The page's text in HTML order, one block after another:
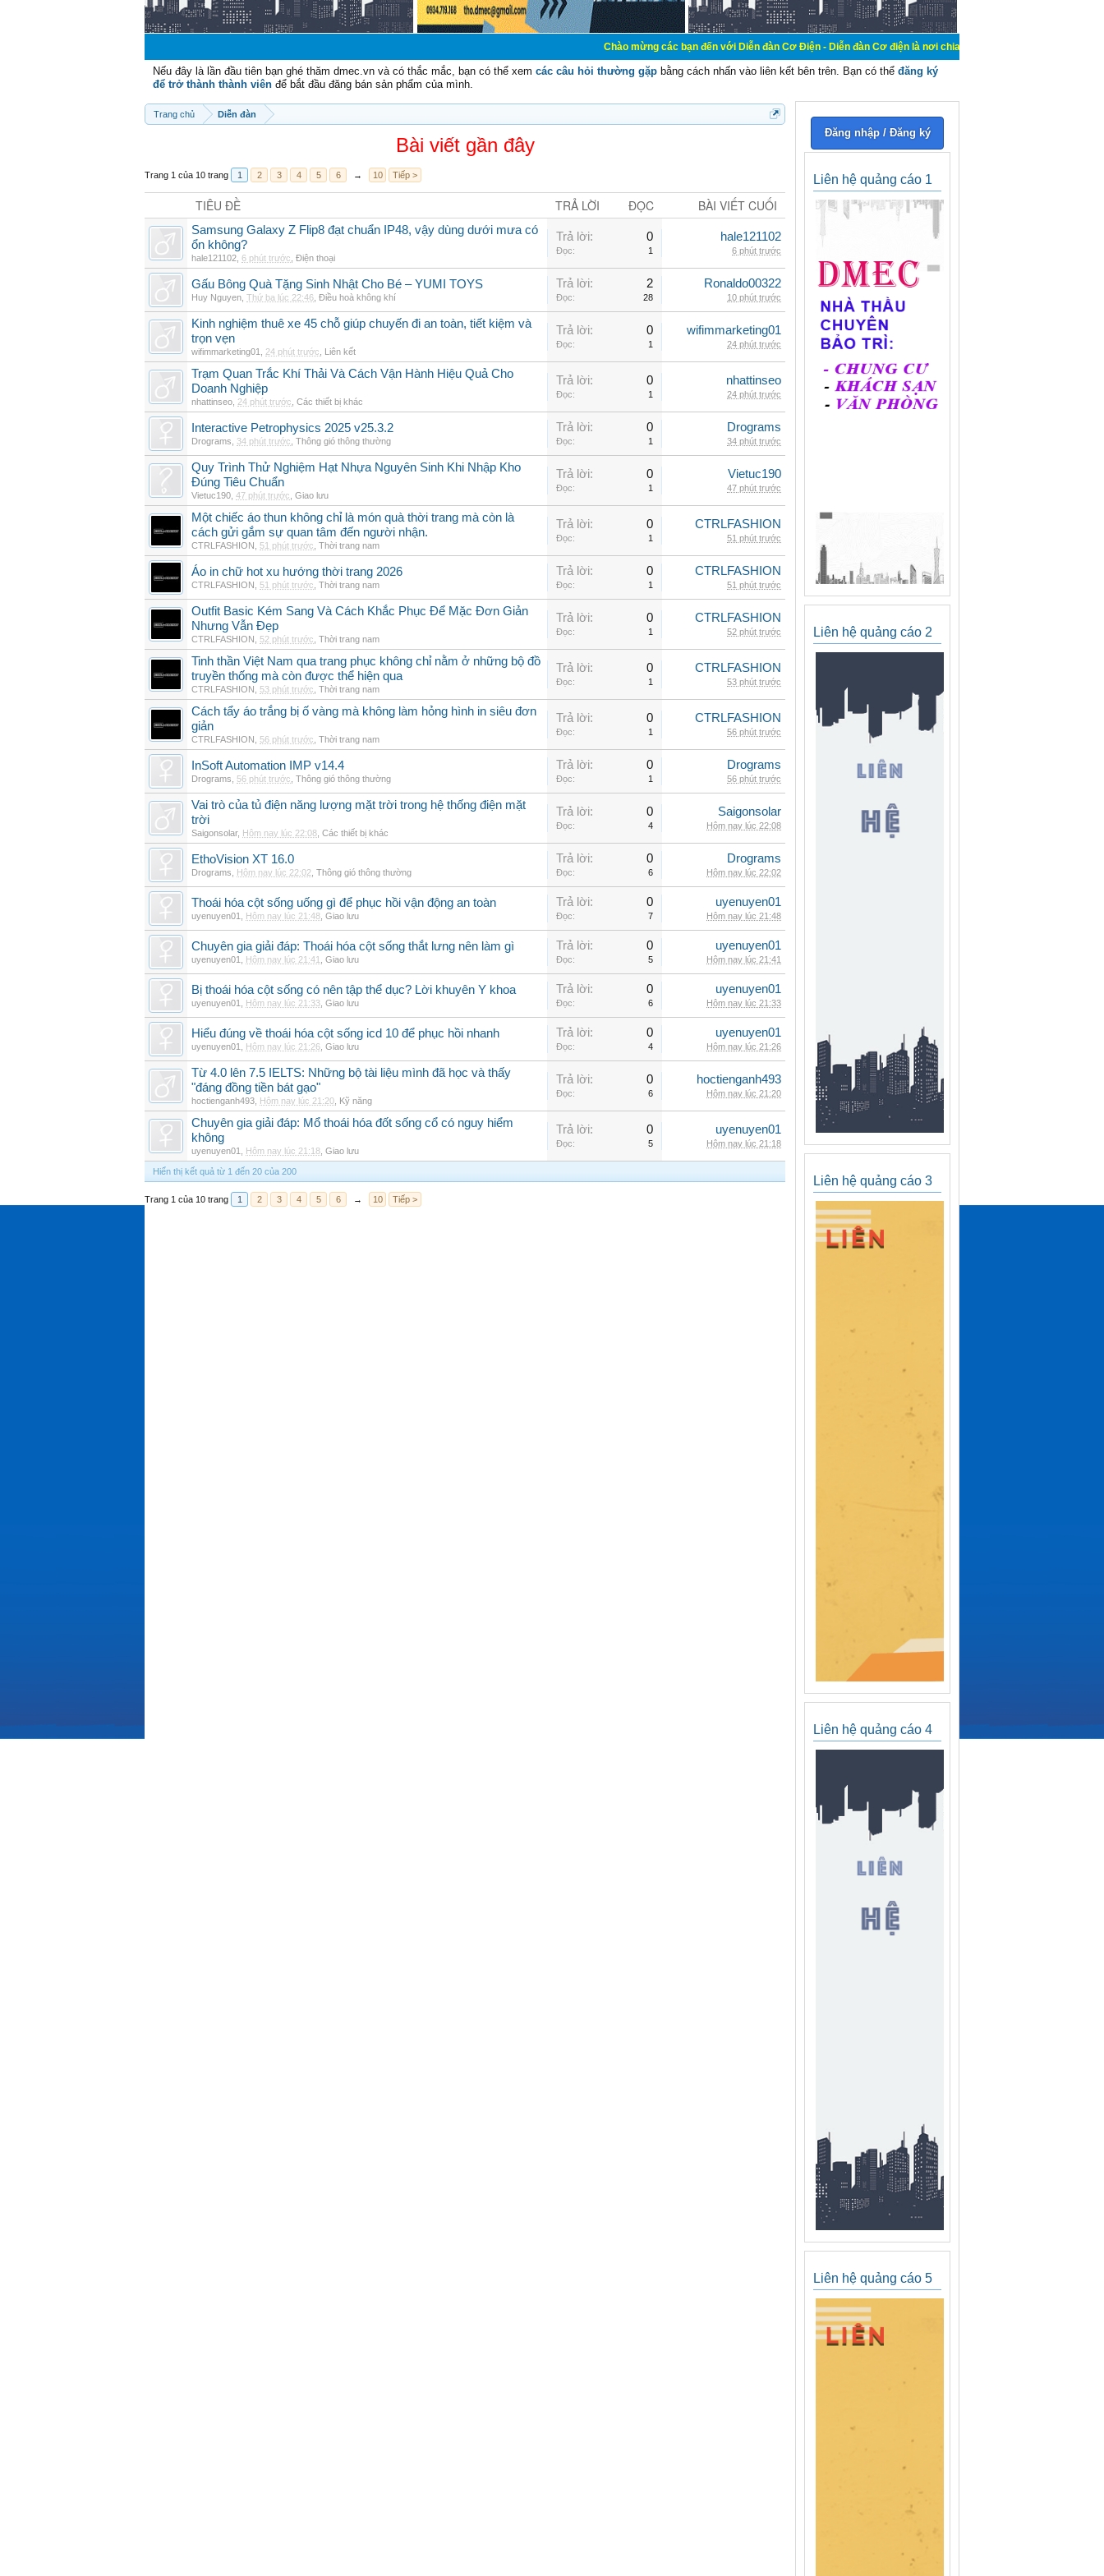
Chào mừng các bạn đến với Diễn đàn Cơ Điện - Diễn đàn Cơ điện là nơi chia sẽ kiến thức kinh nghiệm trong lãnh
Nếu đây là lần đầu tiên bạn ghé thăm dmec.vn và có thắc mắc, bạn có thể xem các câu hỏi thường gặp bằng cách nhấn vào liên kết bên trên. Bạn có thể đăng ký
để trở thành thành viên để bắt đầu đăng bán sản phẩm của mình.
Trang chủ Diễn đàn
Bài viết gần đây
Trang 1 của 10 trang 1 2 3 4 5 6 → 10 Tiếp >
TIÊU ĐỀ TRẢ LỜI ĐỌC BÀI VIẾT CUỐI
Samsung Galaxy Z Flip8 đạt chuẩn IP48, vậy dùng dưới mưa có
ổn không?
hale121102 6 phút trước Điện thoại
Trả lời: 0
Đọc: 1
hale121102
6 phút trước
Gấu Bông Quà Tặng Sinh Nhật Cho Bé – YUMI TOYS
Huy Nguyen Thứ ba lúc 22:46 Điều hoà không khí
Trả lời: 2
Đọc: 28
Ronaldo00322
10 phút trước
Kinh nghiệm thuê xe 45 chỗ giúp chuyến đi an toàn, tiết kiệm và
trọn vẹn
wifimmarketing01 24 phút trước Liên kết
Trả lời: 0
Đọc: 1
wifimmarketing01
24 phút trước
Trạm Quan Trắc Khí Thải Và Cách Vận Hành Hiệu Quả Cho
Doanh Nghiệp
nhattinseo 24 phút trước Các thiết bị khác
Trả lời: 0
Đọc: 1
nhattinseo
24 phút trước
Interactive Petrophysics 2025 v25.3.2
Drograms 34 phút trước Thông gió thông thường
Trả lời: 0
Đọc: 1
Drograms
34 phút trước
Quy Trình Thử Nghiệm Hạt Nhựa Nguyên Sinh Khi Nhập Kho
Đúng Tiêu Chuẩn
Vietuc190 47 phút trước Giao lưu
Trả lời: 0
Đọc: 1
Vietuc190
47 phút trước
Một chiếc áo thun không chỉ là món quà thời trang mà còn là
cách gửi gắm sự quan tâm đến người nhận.
CTRLFASHION 51 phút trước Thời trang nam
Trả lời: 0
Đọc: 1
CTRLFASHION
51 phút trước
Áo in chữ hot xu hướng thời trang 2026
CTRLFASHION 51 phút trước Thời trang nam
Trả lời: 0
Đọc: 1
CTRLFASHION
51 phút trước
Outfit Basic Kém Sang Và Cách Khắc Phục Để Mặc Đơn Giản
Nhưng Vẫn Đẹp
CTRLFASHION 52 phút trước Thời trang nam
Trả lời: 0
Đọc: 1
CTRLFASHION
52 phút trước
Tinh thần Việt Nam qua trang phục không chỉ nằm ở những bộ đồ
truyền thống mà còn được thể hiện qua
CTRLFASHION 53 phút trước Thời trang nam
Trả lời: 0
Đọc: 1
CTRLFASHION
53 phút trước
Cách tẩy áo trắng bị ố vàng mà không làm hỏng hình in siêu đơn
giản
CTRLFASHION 56 phút trước Thời trang nam
Trả lời: 0
Đọc: 1
CTRLFASHION
56 phút trước
InSoft Automation IMP v14.4
Drograms 56 phút trước Thông gió thông thường
Trả lời: 0
Đọc: 1
Drograms
56 phút trước
Vai trò của tủ điện năng lượng mặt trời trong hệ thống điện mặt
trời
Saigonsolar, Hôm nay lúc 22:08 Các thiết bị khác
Trả lời: 0
Đọc: 4
Saigonsolar
Hôm nay lúc 22:08
EthoVision XT 16.0
Drograms Hôm nay lúc 22:02 Thông gió thông thường
Trả lời: 0
Đọc: 6
Drograms
Hôm nay lúc 22:02
Thoái hóa cột sống uống gì để phục hồi vận động an toàn
uyenuyen01 Hôm nay lúc 21:48 Giao lưu
Trả lời: 0
Đọc: 7
uyenuyen01
Hôm nay lúc 21:48
Chuyên gia giải đáp: Thoái hóa cột sống thắt lưng nên làm gì
uyenuyen01 Hôm nay lúc 21:41 Giao lưu
Trả lời: 0
Đọc: 5
uyenuyen01
Hôm nay lúc 21:41
Bị thoái hóa cột sống có nên tập thể dục? Lời khuyên Y khoa
uyenuyen01 Hôm nay lúc 21:33 Giao lưu
Trả lời: 0
Đọc: 6
uyenuyen01
Hôm nay lúc 21:33
Hiểu đúng về thoái hóa cột sống icd 10 để phục hồi nhanh
uyenuyen01 Hôm nay lúc 21:26 Giao lưu
Trả lời: 0
Đọc: 4
uyenuyen01
Hôm nay lúc 21:26
Từ 4.0 lên 7.5 IELTS: Những bộ tài liệu mình đã học và thấy
"đáng đồng tiền bát gạo"
hoctienganh493 Hôm nay lúc 21:20 Kỹ năng
Trả lời: 0
Đọc: 6
hoctienganh493
Hôm nay lúc 21:20
Chuyên gia giải đáp: Mổ thoái hóa đốt sống cổ có nguy hiểm
không
uyenuyen01 Hôm nay lúc 21:18 Giao lưu
Trả lời: 0
Đọc: 5
uyenuyen01
Hôm nay lúc 21:18
Hiển thị kết quả từ 1 đến 20 của 200
Trang 1 của 10 trang 1 2 3 4 5 6 → 10 Tiếp >
Đăng nhập / Đăng ký
Liên hệ quảng cáo 1
Liên hệ quảng cáo 2
Liên hệ quảng cáo 3
Liên hệ quảng cáo 4
Liên hệ quảng cáo 5